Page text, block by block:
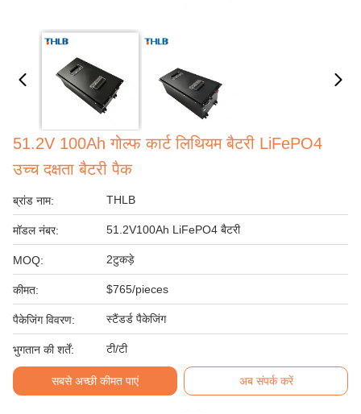
51.2V 100Ah गोल्फ कार्ट लिथियम बैटरी LiFePO4
उच्च दक्षता बैटरी पैक
ब्रांड नाम: THLB
मॉडल नंबर: 51.2V100Ah LiFePO4 बैटरी
MOQ: 2टुकड़े
कीमत: $765/pieces
पैकेजिंग विवरण: स्टैंडर्ड पैकेजिंग
भुगतान की शर्तें: टी/टी
सबसे अच्छी कीमत पाएं अब संपर्क करें